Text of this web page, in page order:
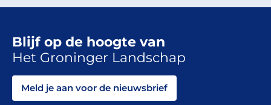
Blijf op de hoogte van
Het Groninger Landschap
Meld je aan voor de nieuwsbrief